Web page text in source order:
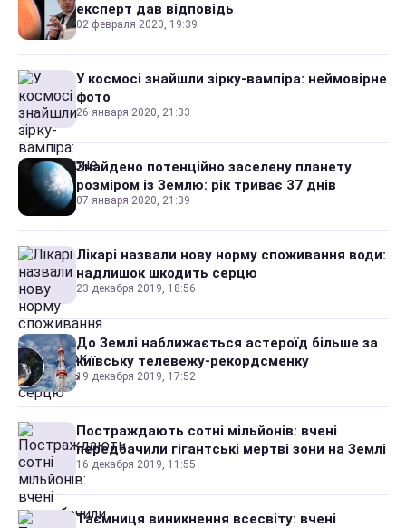
експерт дав відповідь
02 февраля 2020, 19:39
У космосі знайшли зірку-вампіра: неймовірне
фото
26 января 2020, 21:33
Знайдено потенційно заселену планету
розміром із Землю: рік триває 37 днів
07 января 2020, 21:39
Лікарі назвали нову норму споживання води:
надлишок шкодить серцю
23 декабря 2019, 18:56
До Землі наближається астероїд більше за
київську телевежу-рекордсменку
19 декабря 2019, 17:52
Постраждають сотні мільйонів: вчені
передбачили гігантські мертві зони на Землі
16 декабря 2019, 11:55
Таємниця виникнення всесвіту: вчені